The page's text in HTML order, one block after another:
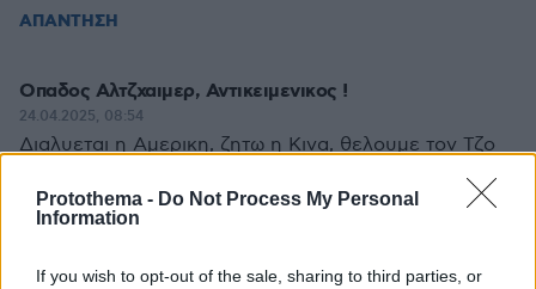
Protothema - Do Not Process My Personal
Information
If you wish to opt-out of the sale, sharing to third parties, or
ΑΠΑΝΤΗΣΗ
Οπαδος Αλτζχαιμερ, Αντικειμενικος !
24.04.2025, 08:54
Διαλυεται η Αμερικη, ζητω η Κινα, θελουμε τον Τζο
Θελουμε πολεμους 4 χρονια και τρομοκρατικες
επιθεσεις στην Ευρωπη απο Ισλαμιστες συχνα. Μας
Ηταν το περιβαλλον που θελουμε και αγαπαμε. Κατω